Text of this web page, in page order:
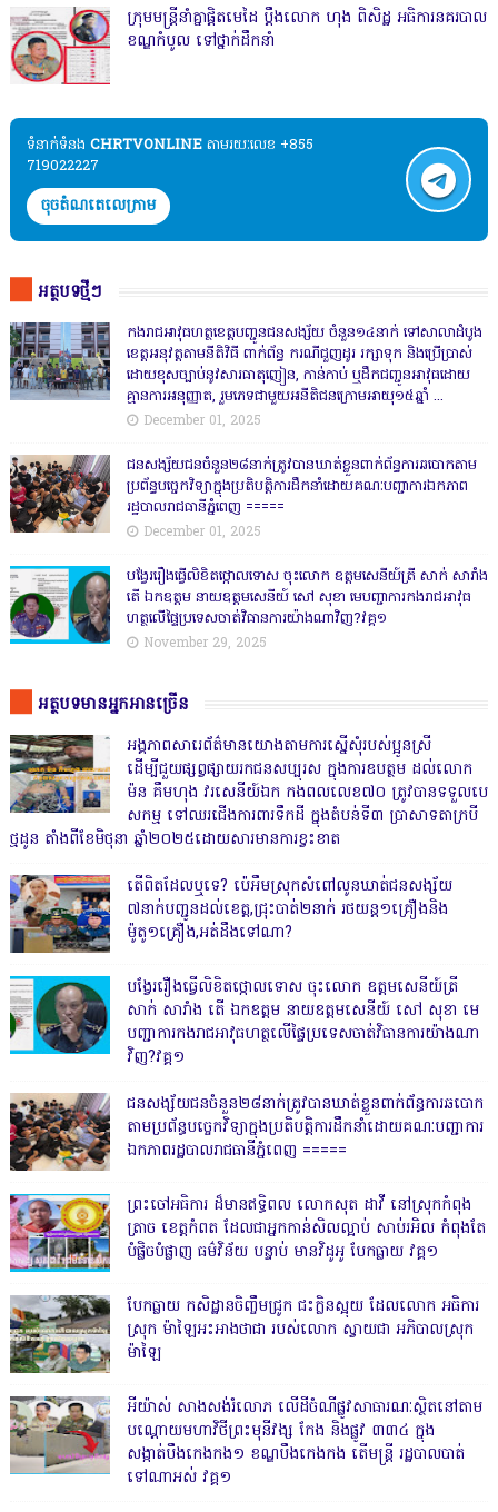
ក្រុមមន្ត្រីនាំគ្នាផ្ដិតមេដៃ ប្ដឹងលោក ហុង ពិសិដ្ឋ អធិការនគរបាល
ខណ្ឌកំបូល ទៅថ្នាក់ដឹកនាំ
ទំនាក់ទំនង​​ CHRTVONLINE តាមរយៈលេខ +855
719022227
ចុចតំណតេលេក្រាម
អត្ថបទថ្មីៗ
កងរាជឣាវុធហត្ថខេត្តបញ្ជូនជនសង្ស័យ ចំនួន១៤នាក់ ទៅសាលាដំបូង
ខេត្តឣនុវត្តតាមនីតិវិធី ពាក់ព័ន្ធ ករណីជួញដូរ រក្សាទុក និងប្រើប្រាស់
ដោយខុសច្បាប់នូវសារធាតុញៀន, កាន់កាប់ ឬដឹកជញ្ជូនអាវុធដោយ
គ្មានការអនុញ្ញាត, រួមភេទជាមួយអនីតិជនក្រោមអាយុ១៥ឆ្នាំ ...
December 01, 2025
ជនសង្ស័យជនចំនួន២៨នាក់ត្រូវបានឃាត់ខ្លួនពាក់ព័ន្ធការឆបោកតាម
ប្រព័ន្ធបច្ចេកវិទ្យាក្នុងប្រតិបត្តិការដឹកនាំដោយគណៈបញ្ជាការឯកភាព
រដ្ឋបាលរាជធានីភ្នំពេញ ‎=====
December 01, 2025
បង្វែររឿងធ្វើលិខិតថ្កោលទោស ចុះលោក ឧត្តមសេនីយ៍ត្រី សាក់ សារាំង
តើ ឯកឧត្តម នាយឧត្តមសេនីយ៍ សៅ សុខា មេបញ្ជាការកងរាជអាវុធ
ហត្ថលើផ្ទៃប្រទេសចាត់វិធានការយ៉ាងណាវិញ?វគ្គ១
November 29, 2025
អត្ថបទមានអ្នកអានច្រើន
អង្គភាពសារេព័ត៌មានយោងតាមការស្នើសុំរបស់ប្អូនស្រី
ដើម្បីជួយផ្សព្វផ្សាយរកជនសប្បុរស ក្នុងការឧបត្ថម ដល់លោក
ម៉ន គឹមហុង វរសេនីយ៍ឯក កងពលលេខ៧០ ត្រូវបានទទួលបេ
សកម្ម ទៅឈរជើងការពារទឹកដី ក្នុងតំបន់ទី៣ ប្រាសាទតាក្របី
ថ្មដូន តាំងពីខែមិថុនា ឆ្នាំ២០២៥ដោយសារមានការខ្វះខាត
តើពិតដែលឬទេ? ប៉េអឹមស្រុកសំពៅលូនឃាត់ជនសង្ស័យ
៧នាក់បញ្ជូនដល់ខេត្ត,ជ្រុះបាត់២នាក់ រថយន្ត១គ្រឿងនិង
ម៉ូតូ១គ្រឿង,អត់ដឹងទៅណា?
បង្វែររឿងធ្វើលិខិតថ្កោលទោស ចុះលោក ឧត្តមសេនីយ៍ត្រី
សាក់ សារាំង តើ ឯកឧត្តម នាយឧត្តមសេនីយ៍ សៅ សុខា មេ
បញ្ជាការកងរាជអាវុធហត្ថលើផ្ទៃប្រទេសចាត់វិធានការយ៉ាងណា
វិញ?វគ្គ១
ជនសង្ស័យជនចំនួន២៨នាក់ត្រូវបានឃាត់ខ្លួនពាក់ព័ន្ធការឆបោក
តាមប្រព័ន្ធបច្ចេកវិទ្យាក្នុងប្រតិបត្តិការដឹកនាំដោយគណៈបញ្ជាការ
ឯកភាពរដ្ឋបាលរាជធានីភ្នំពេញ ‎=====
ព្រះចៅអធិការ ដ៏មានឥទ្ធិពល លោកសុត ដាវី នៅស្រុកកំពុង
ត្រាច ខេត្តកំពត ដែលជាអ្នកកាន់សិលល្អាប់ សាប់រអិល កំពុងតែ
បំផ្លិចបំផ្លាញ ធម៌វិន័យ បន្ទាប់ មានវិដូអូ បែកធ្លាយ វគ្គ១
បែកធ្លាយ កសិដ្ឋានចិញ្ចឹមជ្រូក ជះក្លិនស្អុយ ដែលលោក អធិការ
ស្រុក ម៉ាឡៃអះអាងថាជា របស់លោក ស្វាយជា អភិបាលស្រុក
ម៉ាឡៃ
អីយ៉ាស់ សាងសង់រំលោភ លើដីចំណីផ្លូវសាធារណៈស្ថិតនៅតាម
បណ្ដោយមហាវិថីព្រះមុនីវង្ស កែង និងផ្លូវ ៣៣៤ ក្នុង
សង្កាត់បឹងកេងកង១ ខណ្ឌបឹងកេងកង តើមន្ត្រី រដ្ឋបាលបាត់
ទៅណាអស់ វគ្គ១